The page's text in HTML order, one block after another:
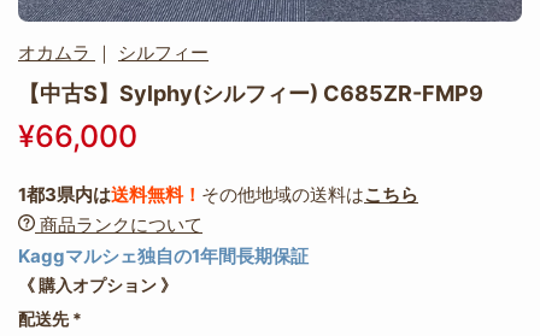
オカムラ ｜ シルフィー
【中古S】Sylphy(シルフィー) C685ZR-FMP9
¥66,000
1都3県内は送料無料！ その他地域の送料はこちら
商品ランクについて
Kaggマルシェ独自の1年間長期保証
《 購入オプション 》
配送先*